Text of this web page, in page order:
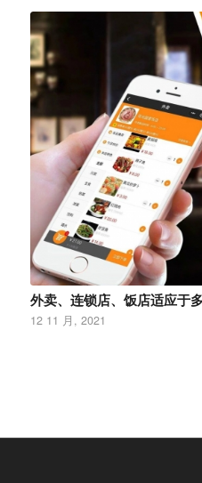
外卖、连锁店、饭店适应于
12 11 月, 2021